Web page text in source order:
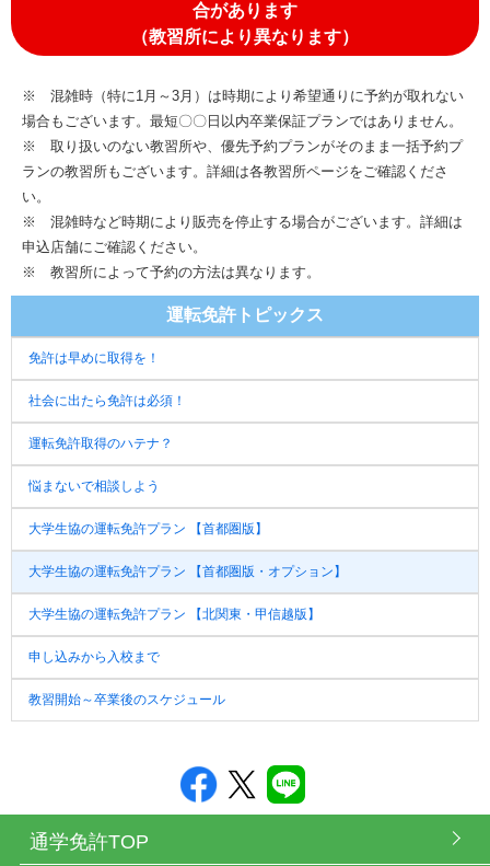
合があります
（教習所により異なります）
※ 混雑時（特に1月～3月）は時期により希望通りに予約が取れない
場合もございます。最短〇〇日以内卒業保証プランではありません。
※ 取り扱いのない教習所や、優先予約プランがそのまま一括予約プ
ランの教習所もございます。詳細は各教習所ページをご確認くださ
い。
※ 混雑時など時期により販売を停止する場合がございます。詳細は
申込店舗にご確認ください。
※ 教習所によって予約の方法は異なります。
運転免許トピックス
免許は早めに取得を！
社会に出たら免許は必須！
運転免許取得のハテナ？
悩まないで相談しよう
大学生協の運転免許プラン 【首都圏版】
大学生協の運転免許プラン 【首都圏版・オプション】
大学生協の運転免許プラン 【北関東・甲信越版】
申し込みから入校まで
教習開始～卒業後のスケジュール
通学免許TOP